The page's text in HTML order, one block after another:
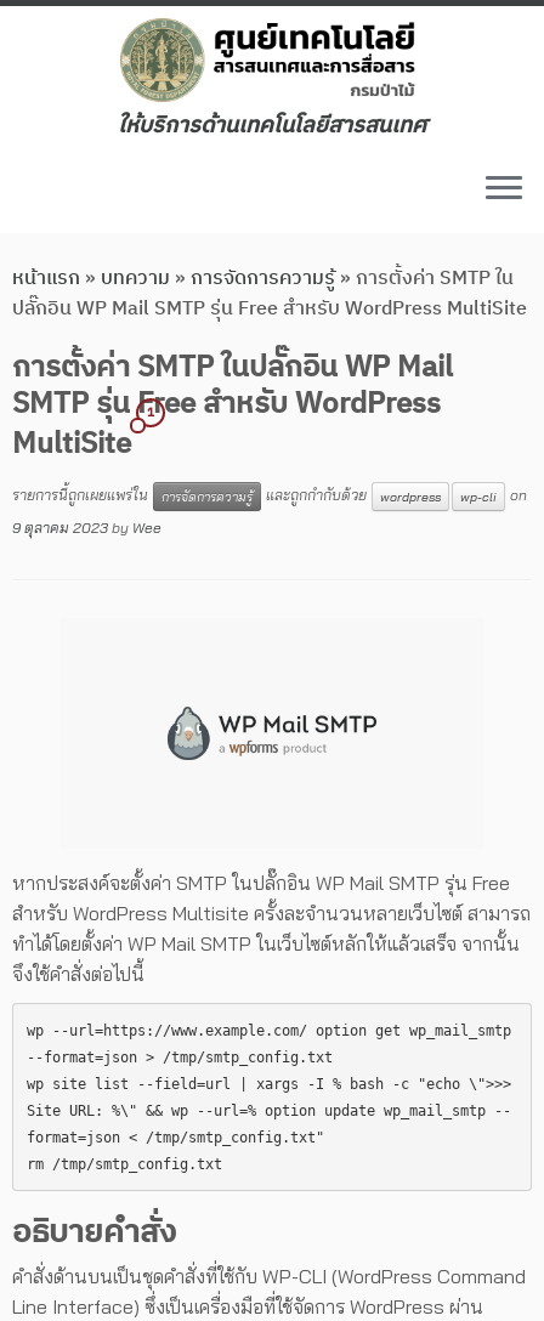
ให้บริการด้านเทคโนโลยีสารสนเทศ
หน้าแรก » บทความ »การจัดการความรู้»การตั้งค่า SMTP ใน
ปลั๊กอิน WP Mail SMTP รุ่น Free สำหรับ WordPress MultiSite
การตั้งค่า SMTP ในปลั๊กอิน WP Mail
SMTP รุ่น Free สำหรับ WordPress
MultiSite
1
รายการนี้ถูกเผยแพร่ใน การจัดการความรู้ และถูกกำกับด้วย wordpress wp-cli
on
9 ตุลาคม 2023 by Wee
หากประสงค์จะตั้งค่า SMTP ในปลั๊กอิน WP Mail SMTP รุ่น Free
สำหรับ WordPress Multisite ครั้งละจำนวนหลายเว็บไซต์ สามารถ
ทำได้โดยตั้งค่า WP Mail SMTP ในเว็บไซต์หลักให้แล้วเสร็จ จากนั้น
จึงใช้คำสั่งต่อไปนี้
wp --url=https://www.example.com/ option get wp_mail_smtp
--format=json > /tmp/smtp_config.txt
wp site list --field=url | xargs -I % bash -c "echo \">>>
Site URL: %\" && wp --url=% option update wp_mail_smtp --
format=json < /tmp/smtp_config.txt"
rm /tmp/smtp_config.txt
อธิบายคำสั่ง
คำสั่งด้านบนเป็นชุดคำสั่งที่ใช้กับ WP-CLI (WordPress Command
Line Interface) ซึ่งเป็นเครื่องมือที่ใช้จัดการ WordPress ผ่าน